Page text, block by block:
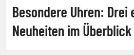
Besondere Uhren: Drei
Neuheiten im Überblick